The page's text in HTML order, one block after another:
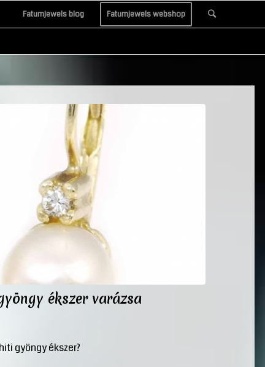
Fatumjewels blog Fatumjewels webshop
ékszer varázsa
gyöngy ékszer?